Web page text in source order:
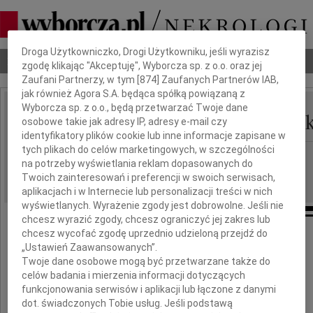
Nekrologi Odeszli Poradnik pogrzebowy
IMIĘ I NAZWISKO: Tomasz Marcin
REGION: Łódź
DATA EMISJI: 16.04.2010
Dnia 18 kwietnia 2010 roku
mija druga rocznica nagłej śmierci
Tomasza Marcina
Dbamy o Twoją prywatność
Droga Użytkowniczko, Drogi Użytkowniku, jeśli wyrazisz
zgodę klikając "Akceptuję", Wyborcza sp. z o.o. oraz jej
Zaufani Partnerzy, w tym [874 ] Zaufanych Partnerów IAB,
jak również Agora S.A. będąca spółką powiązaną z
Wyborcza sp. z o.o., będą przetwarzać Twoje dane
osobowe takie jak adresy IP, adresy e-mail czy
identyfikatory plików cookie lub inne informacje zapisane w
tych plikach do celów marketingowych, w szczególności
na potrzeby wyświetlania reklam dopasowanych do
Twoich zainteresowań i preferencji w swoich serwisach,
aplikacjach i w Internecie lub personalizacji treści w nich
wyświetlanych. Wyrażenie zgody jest dobrowolne. Jeśli nie
chcesz wyrazić zgody, chcesz ograniczyć jej zakres lub
chcesz wycofać zgodę uprzednio udzieloną przejdź do
„Ustawień Zaawansowanych”.
Twoje dane osobowe mogą być przetwarzane także do
celów badania i mierzenia informacji dotyczących
funkcjonowania serwisów i aplikacji lub łączone z danymi
dot. świadczonych Tobie usług. Jeśli podstawą